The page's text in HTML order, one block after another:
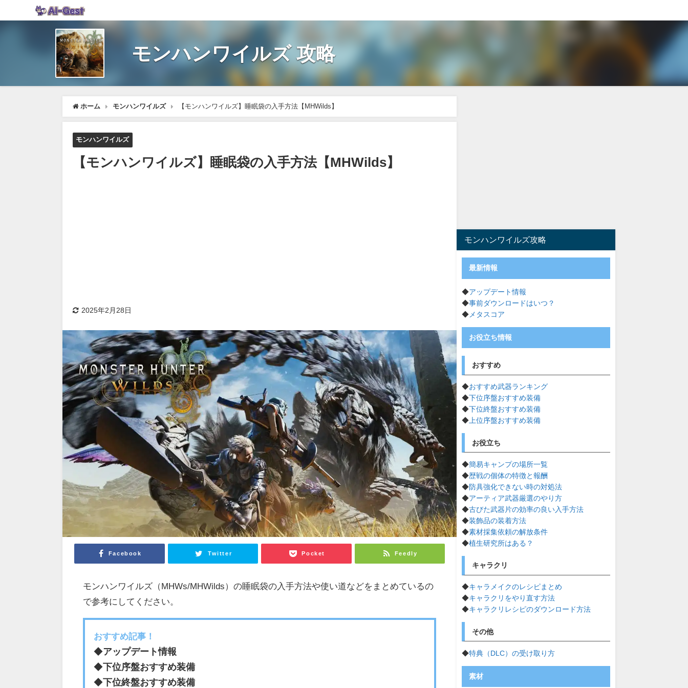
モンハンワイルズ 攻略
ホーム モンハンワイルズ 【モンハンワイルズ】睡眠袋の入手方法【MHWilds】
モンハンワイルズ
【モンハンワイルズ】睡眠袋の入手方法【MHWilds】
2025年2月28日
Facebook Twitter Pocket Feedly
モンハンワイルズ（MHWs/MHWilds）の睡眠袋の入手方法や使い道などをまとめているの
で参考にしてください。
おすすめ記事！
◆アップデート情報
◆下位序盤おすすめ装備
◆下位終盤おすすめ装備
モンハンワイルズ攻略
最新情報
◆アップデート情報
◆事前ダウンロードはいつ？
◆ メタスコア
お役立ち情報
おすすめ
◆おすすめ武器ランキング
◆下位序盤おすすめ装備
◆下位終盤おすすめ装備
◆ 上位序盤おすすめ装備
お役立ち
◆簡易キャンプの場所一覧
◆歴戦の個体の特徴と報酬
◆防具強化できない時の対処法
◆アーティア武器厳選のやり方
◆古びた武器片の効率の良い入手方法
◆装飾品の装着方法
◆素材採集依頼の解放条件
◆植生研究所はある？
キャラクリ
◆キャラメイクのレシピまとめ
◆キャラクリをやり直す方法
◆キャラクリレシピのダウンロード方法
その他
◆特典（DLC）の受け取り方
素材